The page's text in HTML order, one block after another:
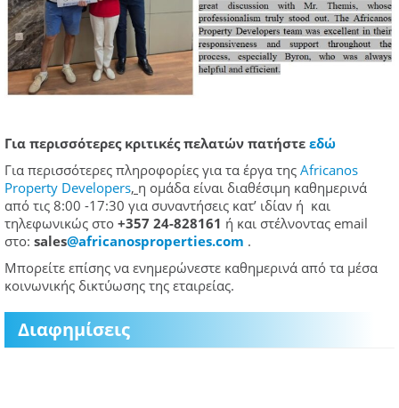
Για περισσότερες κριτικές πελατών πατήστε εδώ
Για περισσότερες πληροφορίες για τα έργα της Africanos
Property Developers, η ομάδα είναι διαθέσιμη καθημερινά
από τις 8:00 -17:30 για συναντήσεις κατ’ ιδίαν ή και
τηλεφωνικώς στο +357 24-828161 ή και στέλνοντας email
στο: sales@africanosproperties.com .
Μπορείτε επίσης να ενημερώνεστε καθημερινά από τα μέσα
κοινωνικής δικτύωσης της εταιρείας.
Διαφημίσεις